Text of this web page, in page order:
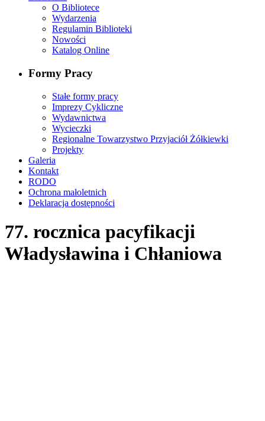
O Bibliotece
Wydarzenia
Regulamin Biblioteki
Nowości
Katalog Online
Formy Pracy
Stałe formy pracy
Imprezy Cykliczne
Wydawnictwa
Wycieczki
Regionalne Towarzystwo Przyjaciół Żółkiewki
Projekty
Galeria
Kontakt
RODO
Ochrona małoletnich
Deklaracja dostępności
77. rocznica pacyfikacji
Władysławina i Chłaniowa